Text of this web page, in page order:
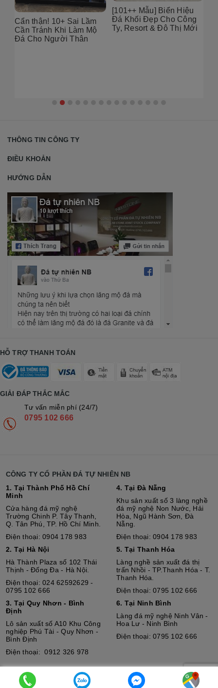
Cẩn thận! 10+ Sai Lầm
Cần Tránh Khi Làm Mộ
Đá Cho Người Thân
[101++ Mẫu] Biển Hiệu
Đá Khối Đẹp Cho Công
Ty, Resort & Đô Thị Mới
THÔNG TIN CÔNG TY
ĐIỀU KHOẢN
HƯỚNG DẪN
HỖ TRỢ THANH TOÁN
GIẢI ĐÁP THẮC MẮC
Tư vấn miễn phí (24/7)
0795 102 666
CÔNG TY CỔ PHẦN ĐÁ TỰ NHIÊN NB
1. Tại Thành Phố Hồ Chí
Minh
Cửa hàng đá mỹ nghệ
Trường Chinh P. Tây Thạnh,
Q. Tân Phú, TP. Hồ Chí Minh.
Điện thoại: 0904 178 983
2. Tại Hà Nội
Hà Thành Plaza số 102 Thái
Thịnh - Đống Đa - Hà Nội.
Điện thoại: 024 62592629 -
0795 102 666
3. Tại Quy Nhơn - Bình
Định
Lô sản xuất số A10 Khu Công
nghiệp Phú Tài - Quy Nhơn -
Bình Định
Điện thoại: 0912 326 978
4. Tại Đà Nẵng
Khu sản xuất số 3 làng nghề
đá mỹ nghệ Non Nước, Hải
Hòa, Ngũ Hành Sơn, Đà
Nẵng.
Điện thoại: 0904 178 983
5. Tại Thanh Hóa
Làng nghề sản xuất đá thị
trấn Nhồi - TP.Thanh Hóa - T.
Thanh Hóa.
Điện thoại: 0795 102 666
6. Tại Ninh Bình
Làng đá mỹ nghệ Ninh Vân -
Hoa Lư - Ninh Bình
Điện thoại: 0795 102 666
© Bản quyền thuộc về Đá tự nhiên NB